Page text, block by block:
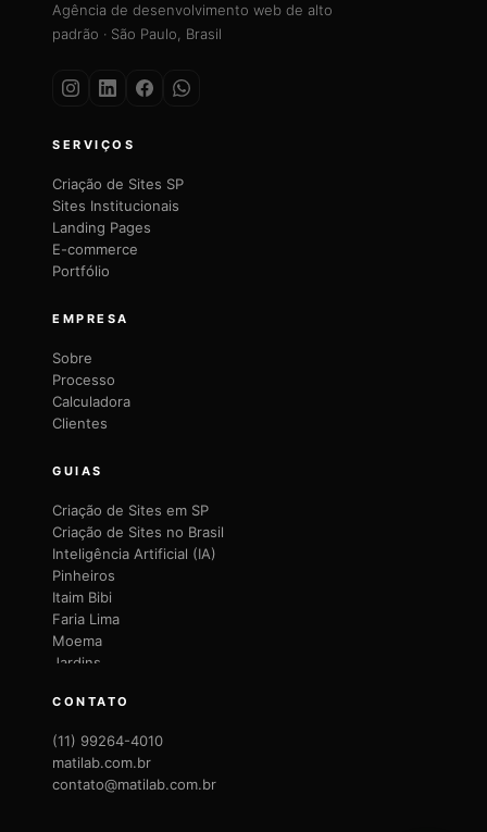
Agência de desenvolvimento web de alto
padrão · São Paulo, Brasil
SERVIÇOS
Criação de Sites SP
Sites Institucionais
Landing Pages
E-commerce
Portfólio
EMPRESA
Sobre
Processo
Calculadora
Clientes
GUIAS
Criação de Sites em SP
Criação de Sites no Brasil
Inteligência Artificial (IA)
Pinheiros
Itaim Bibi
Faria Lima
Moema
Jardins
Vila Mariana
Santana
Lapa
Perdizes
CONTATO
(11) 99264-4010
matilab.com.br
contato@matilab.com.br